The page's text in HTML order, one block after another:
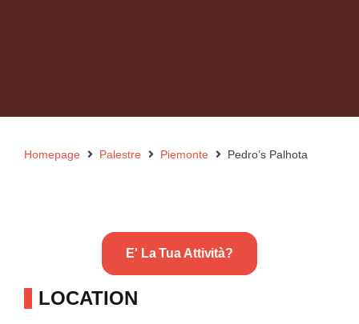
Homepage Palestre Piemonte Pedro’s Palhota
E' La Tua Attività?
LOCATION